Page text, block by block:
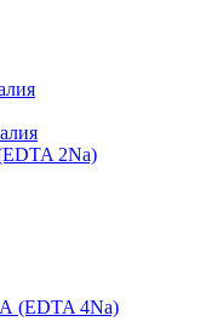
2Na)
(EDTA 4Na)